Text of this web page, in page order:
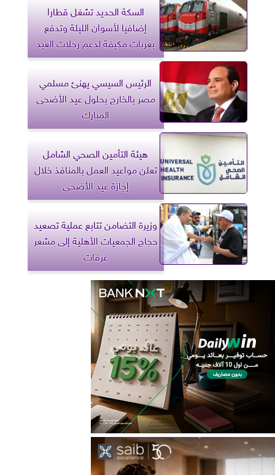
​السكة الحديد تشغل قطارا
إضافيا لأسوان الليلة وتدفع
بعربات مكيفة لدعم رحلات العيد
الرئيس السيسي يهنئ مسلمي
مصر بالخارج بحلول عيد الأضحى
المبارك
هيئة التأمين الصحي الشامل
تعلن مواعيد العمل بالمنافذ خلال
إجازة عيد الأضحى
وزيرة التضامن تتابع عملية تصعيد
حجاج الجمعيات الأهلية إلى مشعر
عرفات